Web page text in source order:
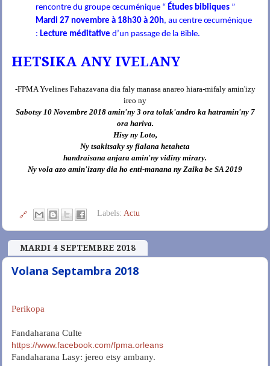
rencontre du groupe œcuménique “ Études bibliques ”
Mardi 27 novembre à 18h30 à 20h, au centre œcuménique
: Lecture méditative d’un passage de la Bible.
HETSIKA ANY IVELANY
-FPMA Yvelines Fahazavana dia faly manasa anareo hiara-mifaly amin'izy
ireo ny
Sabotsy 10 Novembre 2018 amin'ny 3 ora tolak'andro ka hatramin'ny 7
ora hariva.
Hisy ny Loto,
Ny tsakitsaky sy fialana hetaheta
handraisana anjara amin'ny vidiny mirary.
Ny vola azo amin'izany dia ho enti-manana ny Zaika be SA 2019
🔗 Labels: Actu
MARDI 4 SEPTEMBRE 2018
Volana Septambra 2018
Perikopa
Fandaharana Culte
https://www.facebook.com/fpma.orleans
Fandaharana Lasy: jereo etsy ambany.